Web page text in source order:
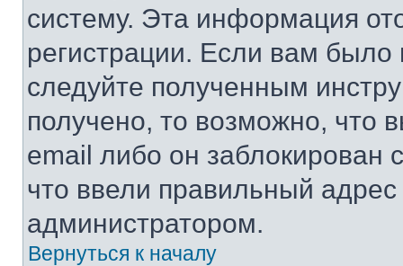
систему. Эта информация
регистрации. Если вам
следуйте полученным
получено, то возможно, что
email либо он
что ввели правильный адрес
администратором.
Вернуться к началу